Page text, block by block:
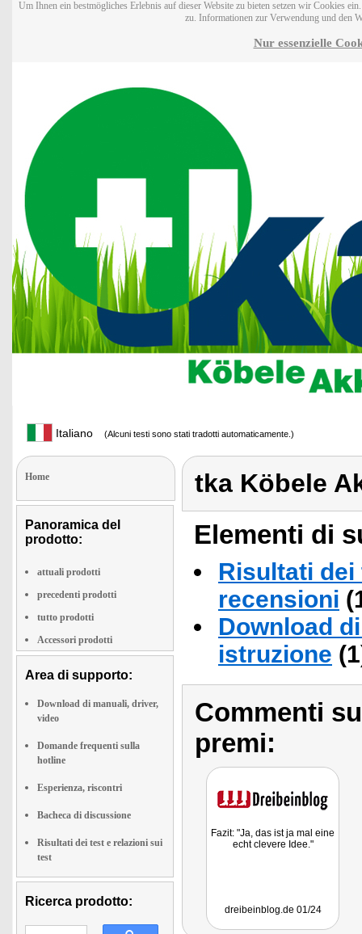
Um Ihnen ein bestmögliches Erlebnis auf dieser Website zu bieten setzen wir Cookies
zu. Informationen zur Verwendung und den
Nur essenzielle
Italiano (Alcuni testi sono stati tradotti automaticamente.)
Home
Panoramica del
prodotto:
attuali prodotti
precedenti prodotti
tutto prodotti
Accessori prodotti
Area di supporto:
Download di manuali, driver,
video
Domande frequenti sulla
hotline
Esperienza, riscontri
Bacheca di discussione
Risultati dei test e relazioni sui
test
Ricerca prodotto:
tka Köbele
Elementi di
Risultati
recensioni
Download
istruzione
Commenti
premi:
Fazit: "Ja, das ist ja mal eine
echt clevere Idee."
dreibeinblog.de 01/24